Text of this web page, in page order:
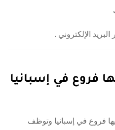
الإلكتروني .
فروع في إسبانيا
فروع في إسبانيا وتوظف